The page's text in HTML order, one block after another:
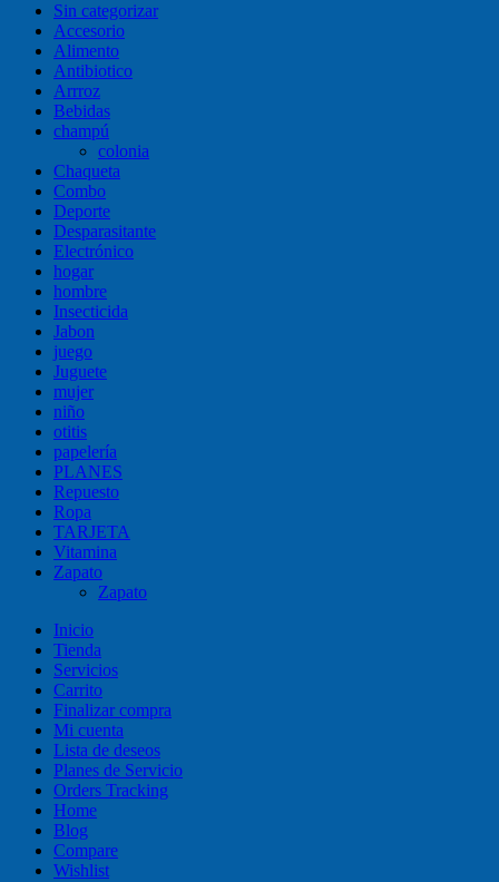
Sin categorizar
Accesorio
Alimento
Antibiotico
Arrroz
Bebidas
champú
colonia
Chaqueta
Combo
Deporte
Desparasitante
Electrónico
hogar
hombre
Insecticida
Jabon
juego
Juguete
mujer
niño
otitis
papelería
PLANES
Repuesto
Ropa
TARJETA
Vitamina
Zapato
Zapato
Inicio
Tienda
Servicios
Carrito
Finalizar compra
Mi cuenta
Lista de deseos
Planes de Servicio
Orders Tracking
Home
Blog
Compare
Wishlist